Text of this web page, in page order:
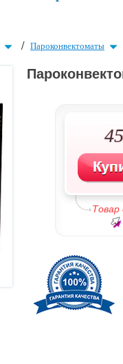
/ Пароконвектоматы